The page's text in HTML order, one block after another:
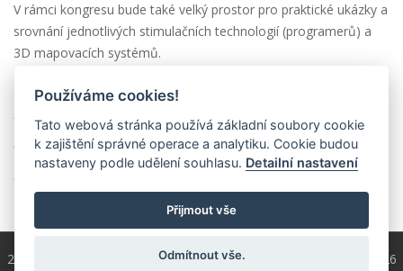
V rámci kongresu bude také velký prostor pro praktické ukázky a
srovnání jednotlivých stimulačních technologií (programerů) a
3D mapovacích systémů.
Mgr. Veronika Bulková, Ph.D. za PS KardioTech
a
MUDr. Petr Kala za PS Kardio35
2004 - 2026 © Copyright ČKS/ programování a správa 2004 - 2026
Používáme cookies!
Tato webová stránka používá základní soubory cookie
k zajištění správné operace a analytiku. Cookie budou
nastaveny podle udělení souhlasu. Detailní nastavení
Přijmout vše
Odmítnout vše.